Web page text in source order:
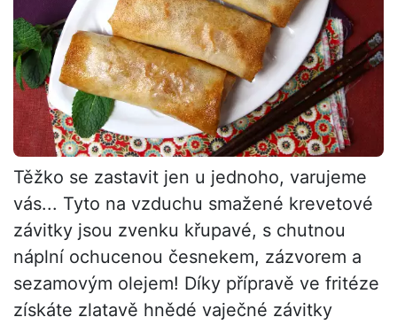
Těžko se zastavit jen u jednoho, varujeme
vás... Tyto na vzduchu smažené krevetové
závitky jsou zvenku křupavé, s chutnou
náplní ochucenou česnekem, zázvorem a
sezamovým olejem! Díky přípravě ve fritéze
získáte zlatavě hnědé vaječné závitky